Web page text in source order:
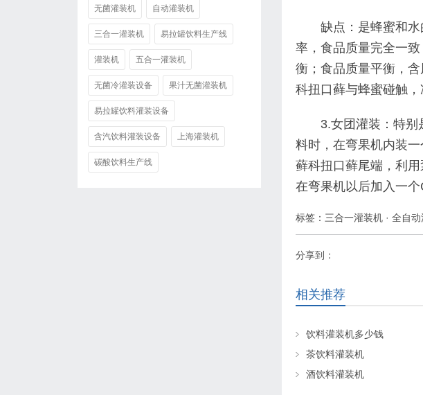
缺点：是蜂蜜和
率，食品质量完全一
衡；食品质量平衡，
科扭口藓与蜂蜜碰触
3.女团灌装：特别
料时，在弯果机内装
藓科扭口藓尾端，利
在弯果机以后加入一
标签： 三合一灌装机 · 全自
分享到：
相关推荐
饮料灌装机多少钱
茶饮料灌装机
酒饮料灌装机
无菌灌装机 自动灌装机
三合一灌装机 易拉罐饮料生产线
灌装机 五合一灌装机
无菌冷灌装设备 果汁无菌灌装机
易拉罐饮料灌装设备
含汽饮料灌装设备 上海灌装机
碳酸饮料生产线